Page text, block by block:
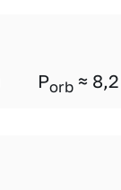
Porb ≈ 8,2